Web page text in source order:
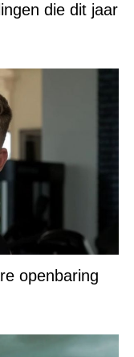
die dit jaar
openbaring